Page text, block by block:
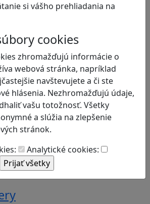
si vášho prehliadania na
cookies
zhromažďujú informácie o
webová stránka, napríklad
navštevujete a či ste
hlásenia. Nezhromažďujú údaje,
vašu totožnosť. Všetky
a slúžia na zlepšenie
stránok.
Analytické cookies:
Agency
2. stupeň ZŠ a SŠ; predmety:
a toleranciaSociálne zručnosti a
2. ročník ZŠ a SŠ; predmety:
výchova.
Finančná gramotnosť